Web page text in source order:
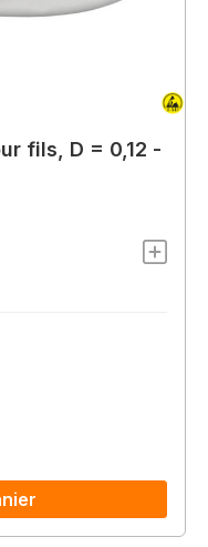
fils, D = 0,12 -